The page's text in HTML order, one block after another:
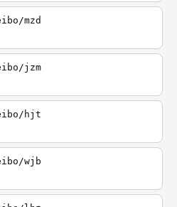
mzd
jzm
hjt
wjb